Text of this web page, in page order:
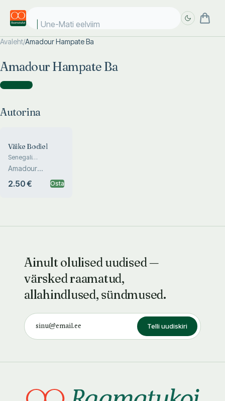
Une-Mati eelviim
Avaleht/Amadour Hampate Ba
Amadour Hampate Ba
Autorina )
Autorina
Väike Bodiel
Senegali
mõistulugu
Amadour
2.50 € Osta
Ainult olulised uudised —
värsked raamatud,
allahindlused, sündmused.
Telli uudiskiri